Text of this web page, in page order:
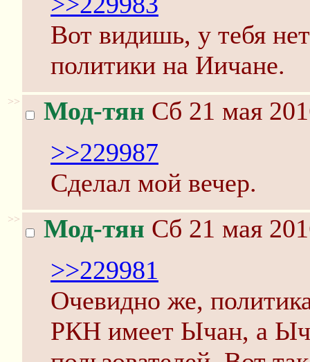
Вот видишь, у тебя
политики на Иичане.
>> Мод-тян Сб 21 мая
>>229987
Сделал мой вечер.
>> Мод-тян Сб 21 мая
>>229981
Очевидно же,
РКН имеет Ычан, a